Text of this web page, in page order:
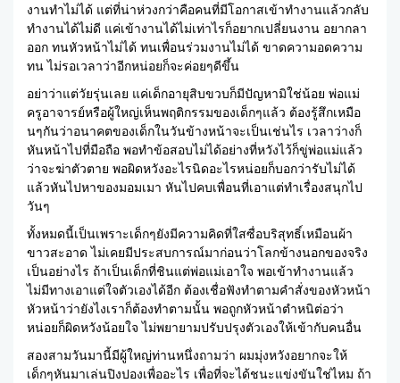
งานทำไม่ได้ แต่ที่น่าห่วงกว่าคือคนที่มีโอกาสเข้าทำงานแล้วกลับ
ทำงานได้ไม่ดี แค่เข้างานได้ไม่เท่าไรก็อยากเปลี่ยนงาน อยากลา
ออก ทนหัวหน้าไม่ได้ ทนเพื่อนร่วมงานไม่ได้ ขาดความอดความ
ทน ไม่รอเวลาว่าอีกหน่อยก็จะค่อยๆดีขึ้น
อย่าว่าแต่วัยรุ่นเลย แค่เด็กอายุสิบขวบก็มีปัญหามิใช่น้อย พ่อแม่
ครูอาจารย์หรือผู้ใหญ่เห็นพฤติกรรมของเด็กๆแล้ว ต้องรู้สึกเหมือ
นๆกันว่าอนาคตของเด็กในวันข้างหน้าจะเป็นเช่นไร เวลาว่างก็
หันหน้าไปที่มือถือ พอทำข้อสอบไม่ได้อย่างที่หวังไว้ก็ขู่พ่อแม่แล้ว
ว่าจะฆ่าตัวตาย พอผิดหวังอะไรนิดอะไรหน่อยก็บอกว่ารับไม่ได้
แล้วหันไปหาของมอมเมา หันไปคบเพื่อนที่เอาแต่ทำเรื่องสนุกไป
วันๆ
ทั้งหมดนี้เป็นเพราะเด็กๆยังมีความคิดที่ใสซื่อบริสุทธิ์เหมือนผ้า
ขาวสะอาด ไม่เคยมีประสบการณ์มาก่อนว่าโลกข้างนอกของจริง
เป็นอย่างไร ถ้าเป็นเด็กที่ชินแต่พ่อแม่เอาใจ พอเข้าทำงานแล้ว
ไม่มีทางเอาแต่ใจตัวเองได้อีก ต้องเชื่อฟังทำตามคำสั่งของหัวหน้า
หัวหน้าว่ายังไงเราก็ต้องทำตามนั้น พอถูกหัวหน้าตำหนิต่อว่า
หน่อยก็ผิดหวังน้อยใจ ไม่พยายามปรับปรุงตัวเองให้เข้ากับคนอื่น
สองสามวันมานี้มีผู้ใหญ่ท่านหนึ่งถามว่า ผมมุ่งหวังอยากจะให้
เด็กๆหันมาเล่นปิงปองเพื่ออะไร เพื่อที่จะได้ชนะแข่งขันใช่ไหม ถ้า